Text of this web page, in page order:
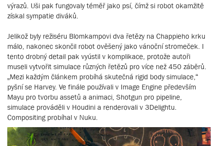
výrazů. Uši pak fungovaly téměř jako psí, čímž si robot okamžitě
získal sympatie diváků.
Jelikož byly režiséru Blomkampovi dva řetězy na Chappieho krku
málo, nakonec skončil robot ověšený jako vánoční stromeček. I
tento drobný detail pak vyústil v komplikace, protože autoři
museli vytvořit simulace různých řetězů pro více než 450 záběrů.
„Mezi každým článkem probíhá skutečná rigid body simulace,“
pyšní se Harvey. Ve finále používali v Image Engine především
Mayu pro tvorbu assetů a animaci, Shotgun pro pipeline,
simulace prováděli v Houdini a renderovali v 3Delightu.
Compositing probíhal v Nuku.